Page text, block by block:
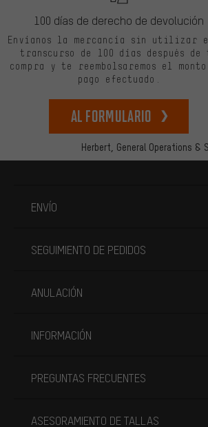
Herbert, General Operations &
100 días de derecho de devolución
Envíanos la mercancía sin utilizar
transcurso de 100 días después de
compra y te reembolsaremos el
pago efectuado.
Al formulario
ENVÍO
SEGUIMIENTO DE PEDIDOS
ANULACIÓN
INFORMACIÓN
PREGUNTAS FRECUENTES
ASESORAMIENTO DE TALLAS